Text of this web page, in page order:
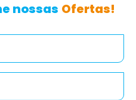
nossas Ofertas!